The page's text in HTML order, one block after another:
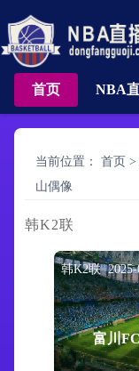
首页 NBA
当前位置： 首页 >
山偶像
韩K2联
韩K2联 2025-
富川